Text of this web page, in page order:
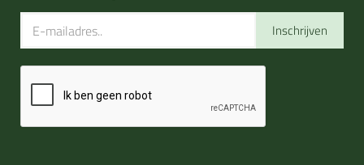
Inschrijven